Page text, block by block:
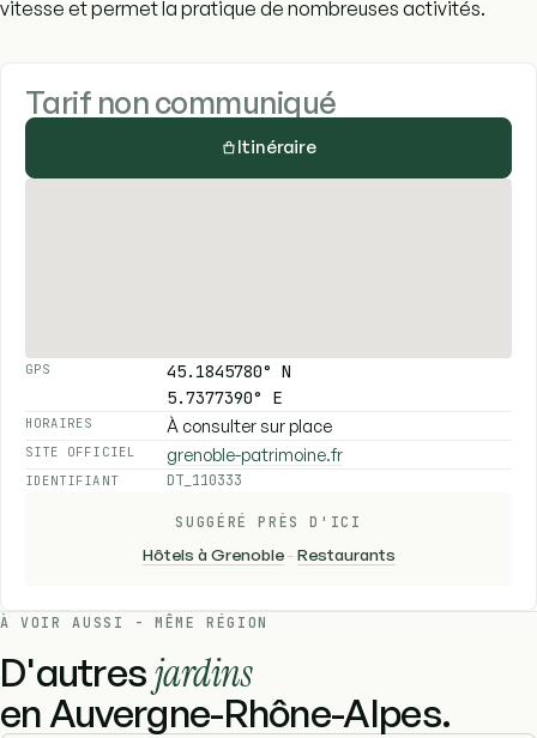
vitesse et permet la pratique de nombreuses activités.
Tarif non communiqué
Itinéraire
GPS
45.1845780° N
5.7377390° E
HORAIRES À consulter sur place
SITE OFFICIEL grenoble-patrimoine.fr
IDENTIFIANT DT_110333
SUGGÉRÉ PRÈS D'ICI
Hôtels à Grenoble -Restaurants
À VOIR AUSSI - MÊME RÉGION
D'autresjardins
en Auvergne-Rhône-Alpes.